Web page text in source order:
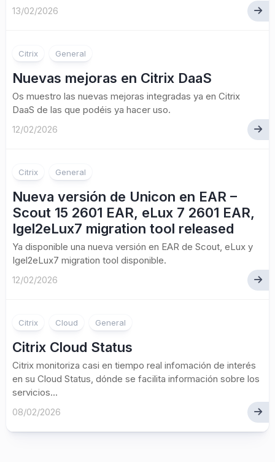
13/02/2026
Citrix General
Nuevas mejoras en Citrix DaaS
Os muestro las nuevas mejoras integradas ya en Citrix
DaaS de las que podéis ya hacer uso.
12/02/2026
Citrix General
Nueva versión de Unicon en EAR –
Scout 15 2601 EAR, eLux 7 2601 EAR,
Igel2eLux7 migration tool released
Ya disponible una nueva versión en EAR de Scout, eLux y
Igel2eLux7 migration tool disponible.
12/02/2026
Citrix Cloud General
Citrix Cloud Status
Citrix monitoriza casi en tiempo real infomación de interés
en su Cloud Status, dónde se facilita información sobre los
servicios...
08/02/2026